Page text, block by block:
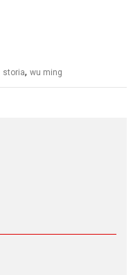
storia,wu ming